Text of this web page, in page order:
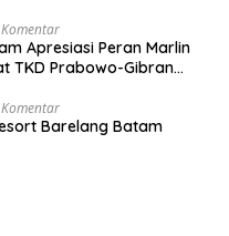
Apresiasi Peran Marlin
TKD Prabowo-Gibran
Barelang Batam